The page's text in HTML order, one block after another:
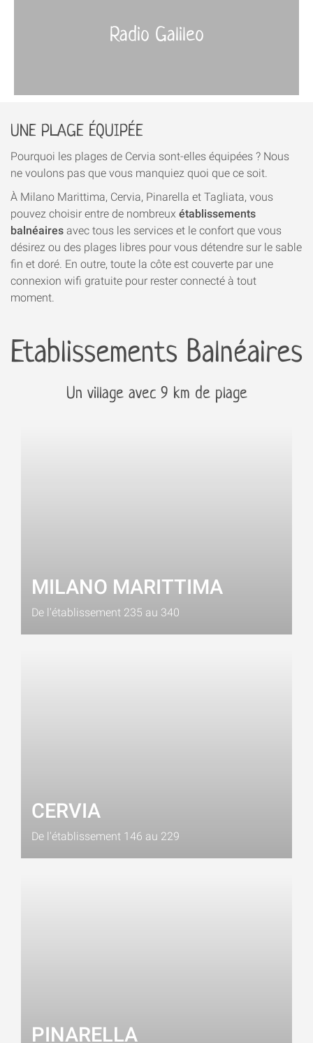
Radio Galileo
UNE PLAGE ÉQUIPÉE
Pourquoi les plages de Cervia sont-elles équipées ? Nous
ne voulons pas que vous manquiez quoi que ce soit.
À Milano Marittima, Cervia, Pinarella et Tagliata, vous
pouvez choisir entre de nombreux établissements
balnéaires avec tous les services et le confort que vous
désirez ou des plages libres pour vous détendre sur le sable
fin et doré. En outre, toute la côte est couverte par une
connexion wifi gratuite pour rester connecté à tout
moment.
Etablissements Balnéaires
Un village avec 9 km de plage
MILANO MARITTIMA
De l'établissement 235 au 340
CERVIA
De l'établissement 146 au 229
PINARELLA